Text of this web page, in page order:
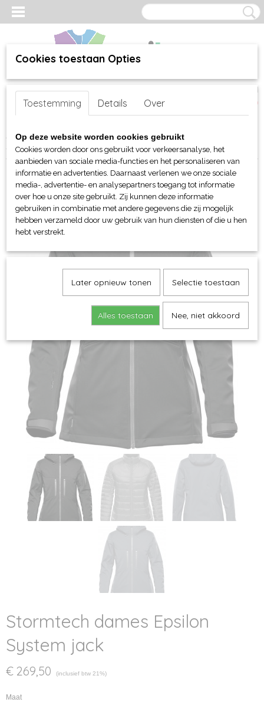
Inloggen Registreren
(0)
Home >webshop>Per merk >Stormtech jassen en tassen
Stormtech dames Epsilon System jack
Stormtech dames Epsilon
System jack
€ 269,50 (inclusief btw 21%)
Maat
Cookies toestaan Opties
Toestemming Details Over
Op deze website worden cookies gebruikt
Cookies worden door ons gebruikt voor verkeersanalyse, het
aanbieden van sociale media-functies en het personaliseren van
informatie en advertenties. Daarnaast verlenen we onze sociale
media-, advertentie- en analysepartners toegang tot informatie
over hoe u onze site gebruikt. Zij kunnen deze informatie
gebruiken in combinatie met andere gegevens die zij mogelijk
hebben verzameld door uw gebruik van hun diensten of die u hen
hebt verstrekt.
Later opnieuw tonen Selectie toestaan
Alles toestaan Nee, niet akkoord